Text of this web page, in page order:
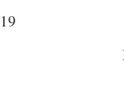
Drancy